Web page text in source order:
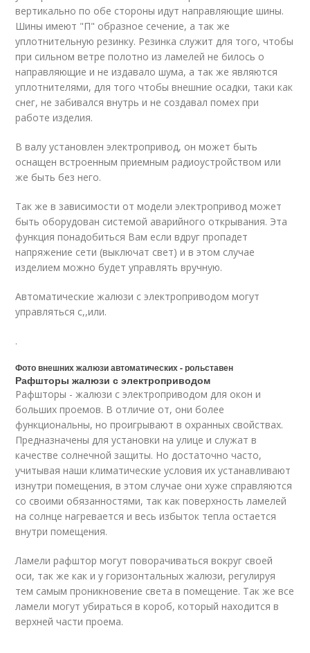
вертикально по обе стороны идут направляющие шины.
Шины имеют "П" образное сечение, а так же
уплотнительную резинку. Резинка служит для того, чтобы
при сильном ветре полотно из ламелей не билось о
направляющие и не издавало шума, а так же являются
уплотнителями, для того чтобы внешние осадки, таки как
снег, не забивался внутрь и не создавал помех при
работе изделия.
В валу установлен электропривод, он может быть
оснащен встроенным приемным радиоустройством или
же быть без него.
Так же в зависимости от модели электропривод может
быть оборудован системой аварийного открывания. Эта
функция понадобиться Вам если вдруг пропадет
напряжение сети (выключат свет) и в этом случае
изделием можно будет управлять вручную.
Автоматические жалюзи с электроприводом могут
управляться с,,или.
.
Фото внешних жалюзи автоматических - рольставен
Рафшторы жалюзи с электроприводом
Рафшторы - жалюзи с электроприводом для окон и
больших проемов. В отличие от, они более
функциональны, но проигрывают в охранных свойствах.
Предназначены для установки на улице и служат в
качестве солнечной защиты. Но достаточно часто,
учитывая наши климатические условия их устанавливают
изнутри помещения, в этом случае они хуже справляются
со своими обязанностями, так как поверхность ламелей
на солнце нагревается и весь избыток тепла остается
внутри помещения.
Ламели рафштор могут поворачиваться вокруг своей
оси, так же как и у горизонтальных жалюзи, регулируя
тем самым проникновение света в помещение. Так же все
ламели могут убираться в короб, который находится в
верхней части проема.